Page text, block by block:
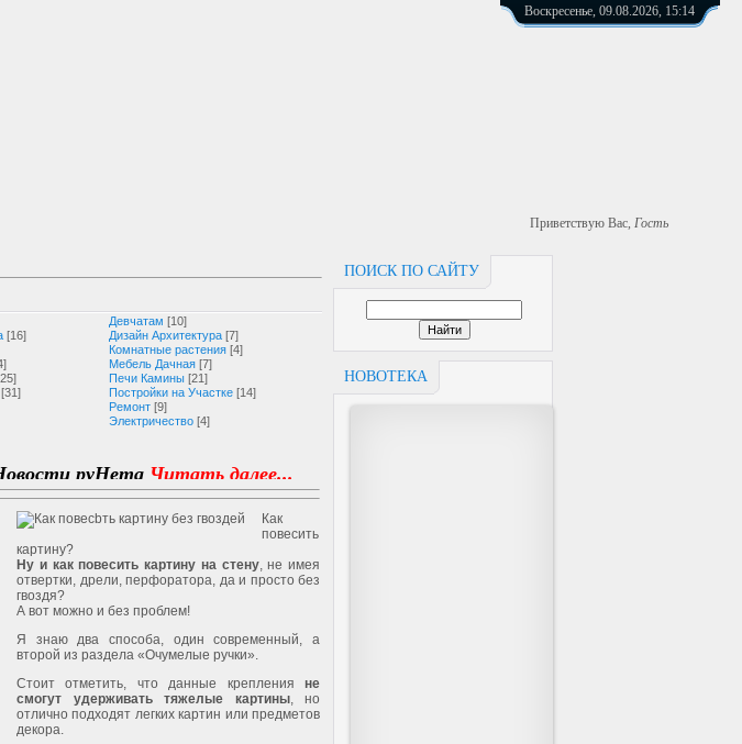
Воскресенье, 09.08.2026, 15:14
Приветствую Вас, Гость
ПОИСК ПО САЙТУ
НОВОТЕКА
Девчатам [10]
[16] Дизайн Архитектура [7]
Комнатные растения [4]
Мебель Дачная [7]
Печи Камины [21]
[31] Постройки на Участке [14]
Ремонт [9]
Электричество [4]
руНетаЧитать далее...
Как
повесить
картину?
Ну и как повесить картину на стену, не имея
отвертки, дрели, перфоратора, да и просто без
гвоздя?
А вот можно и без проблем!
Я знаю два способа, один современный, а
второй из раздела «Очумелые ручки».
Стоит отметить, что данные крепления не
смогут удерживать тяжелые картины, но
отлично подходят легких картин или предметов
декора.